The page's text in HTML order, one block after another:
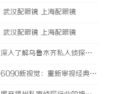
武汉配眼镜 上海配眼镜
武汉配眼镜 上海配眼镜
深入了解乌鲁木齐私人侦探行业的现状与发展趋势
6090新视觉：重新审视经典与现代的视觉盛宴